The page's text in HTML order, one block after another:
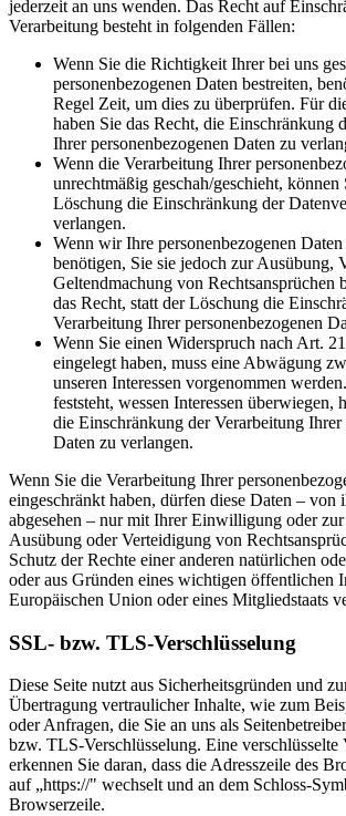
jederzeit an uns wenden. Das Recht auf
Verarbeitung besteht in folgenden Fällen:
Wenn Sie die Richtigkeit Ihrer bei uns
personenbezogenen Daten bestreiten,
Regel Zeit, um dies zu überprüfen. Für
haben Sie das Recht, die Einschränkung
Ihrer personenbezogenen Daten zu
Wenn die Verarbeitung Ihrer
unrechtmäßig geschah/geschieht, können
Löschung die Einschränkung der
verlangen.
Wenn wir Ihre personenbezogenen
benötigen, Sie sie jedoch zur Ausübung,
Geltendmachung von Rechtsansprüchen
das Recht, statt der Löschung die
Verarbeitung Ihrer personenbezogenen
Wenn Sie einen Widerspruch nach Art.
eingelegt haben, muss eine Abwägung
unseren Interessen vorgenommen
feststeht, wessen Interessen überwiegen,
die Einschränkung der Verarbeitung Ihrer
Daten zu verlangen.
Wenn Sie die Verarbeitung Ihrer
eingeschränkt haben, dürfen diese Daten – von
abgesehen – nur mit Ihrer Einwilligung oder
Ausübung oder Verteidigung von
Schutz der Rechte einer anderen natürlichen
oder aus Gründen eines wichtigen öffentlichen
Europäischen Union oder eines Mitgliedstaats
SSL- bzw. TLS-Verschlüsselung
Diese Seite nutzt aus Sicherheitsgründen und
Übertragung vertraulicher Inhalte, wie zum
oder Anfragen, die Sie an uns als
bzw. TLS-Verschlüsselung. Eine verschlüsselte
erkennen Sie daran, dass die Adresszeile des
auf „https://" wechselt und an dem Schloss-
Browserzeile.